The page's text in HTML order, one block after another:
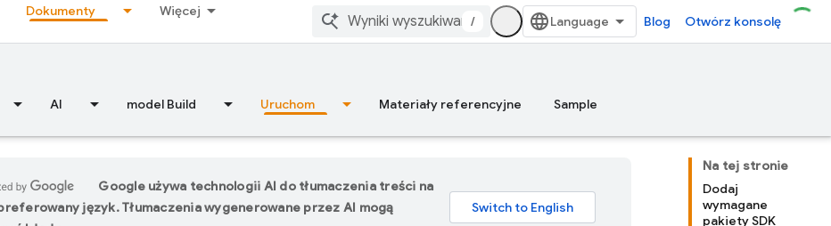
Dokumenty Więcej
/ Blog Otwórz konsolę
AI model Build Uruchom Materiały referencyjne Sample
Na tej stronie
Dodaj
wymagane
pakiety SDK
Google używa technologii AI do tłumaczenia treści na
język. Tłumaczenia wygenerowane przez AI mogą